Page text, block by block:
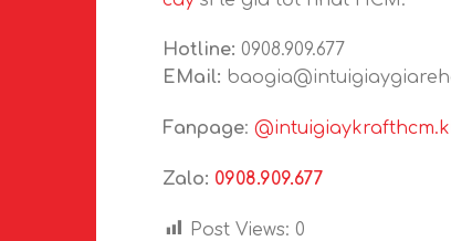
Hotline: 0908.909.677
EMail:
Fanpage:
Zalo: 0908.909.677
Post Views: 0